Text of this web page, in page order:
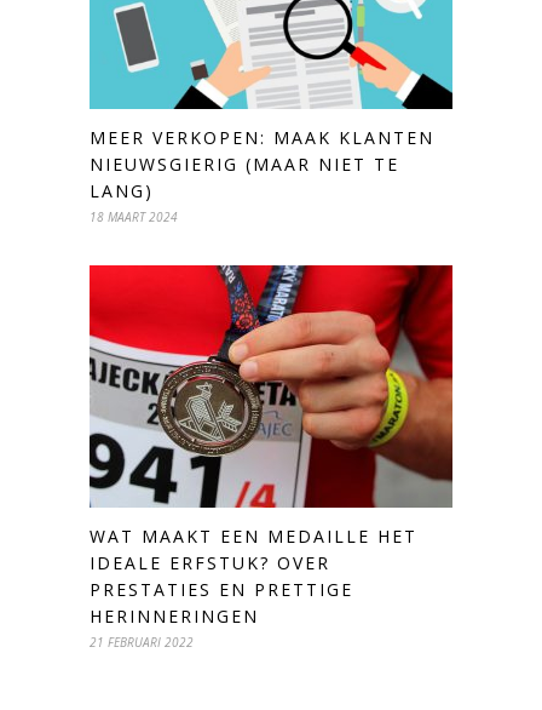
MEER VERKOPEN: MAAK KLANTEN
NIEUWSGIERIG (MAAR NIET TE
LANG)
18 MAART 2024
WAT MAAKT EEN MEDAILLE HET
IDEALE ERFSTUK? OVER
PRESTATIES EN PRETTIGE
HERINNERINGEN
21 FEBRUARI 2022